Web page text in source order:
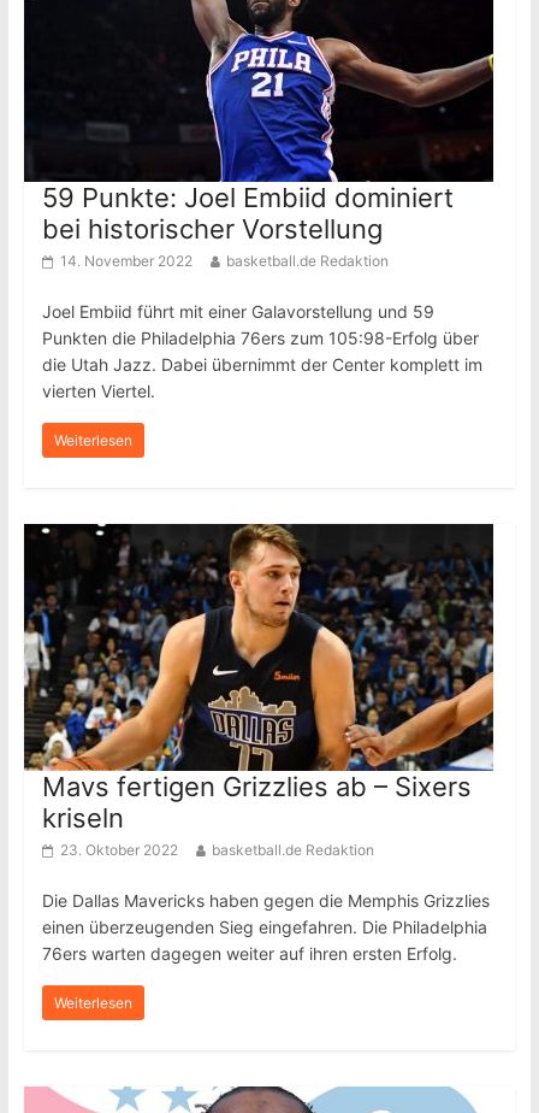
59 Punkte: Joel Embiid dominiert
bei historischer Vorstellung
14. November 2022 basketball.de Redaktion
Joel Embiid führt mit einer Galavorstellung und 59
Punkten die Philadelphia 76ers zum 105:98-Erfolg über
die Utah Jazz. Dabei übernimmt der Center komplett im
vierten Viertel.
Weiterlesen
Mavs fertigen Grizzlies ab – Sixers
kriseln
23. Oktober 2022 basketball.de Redaktion
Die Dallas Mavericks haben gegen die Memphis Grizzlies
einen überzeugenden Sieg eingefahren. Die Philadelphia
76ers warten dagegen weiter auf ihren ersten Erfolg.
Weiterlesen